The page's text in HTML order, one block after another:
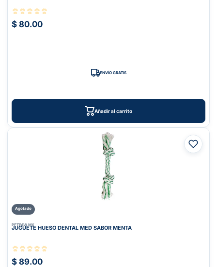
$ 80.00
ENVÍO GRATIS
Añadir al carrito
Agotado
PETPAW.MX
JUGUETE HUESO DENTAL MED SABOR MENTA
$ 89.00